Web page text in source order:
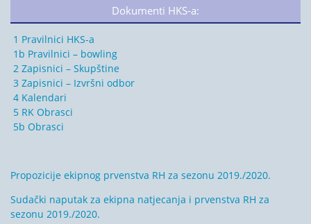
Dokumenti HKS-a:
1 Pravilnici HKS-a
1b Pravilnici – bowling
2 Zapisnici – Skupštine
3 Zapisnici – Izvršni odbor
4 Kalendari
5 RK Obrasci
5b Obrasci
Propozicije ekipnog prvenstva RH za sezonu 2019./2020.
Sudački naputak za ekipna natjecanja i prvenstva RH za
sezonu 2019./2020.